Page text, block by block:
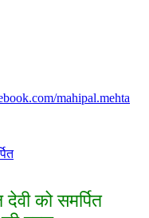
mahipal.mehta
को समर्पित